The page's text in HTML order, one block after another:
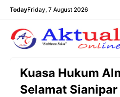
Langsung
TodayFriday, 7 August 2026
Kuasa Hukum
Selamat